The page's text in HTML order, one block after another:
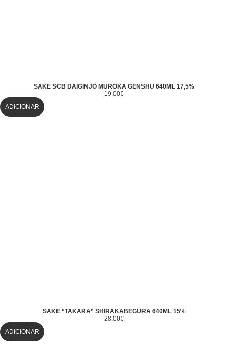
SAKE SCB DAIGINJO MUROKA GENSHU 640ML 17,5%
19,00€
ADICIONAR
SAKE “TAKARA” SHIRAKABEGURA 640ML 15%
28,00€
ADICIONAR